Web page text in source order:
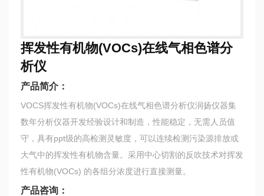
挥发性有机物(VOCs)在线气相色谱分
析仪
产品简介：
VOCS挥发性有机物(VOCs)在线气相色谱分析仪润扬仪器集
数年分析仪器开发经验设计和制造，性能稳定，无需人员值
守，具有ppt级的高检测灵敏度，可以连续检测污染源排放或
大气中的挥发性有机物含量。采用中心切割的反吹技术对挥发
性有机物(VOCs) 的各组分浓度进行直接测量。
产品咨询：